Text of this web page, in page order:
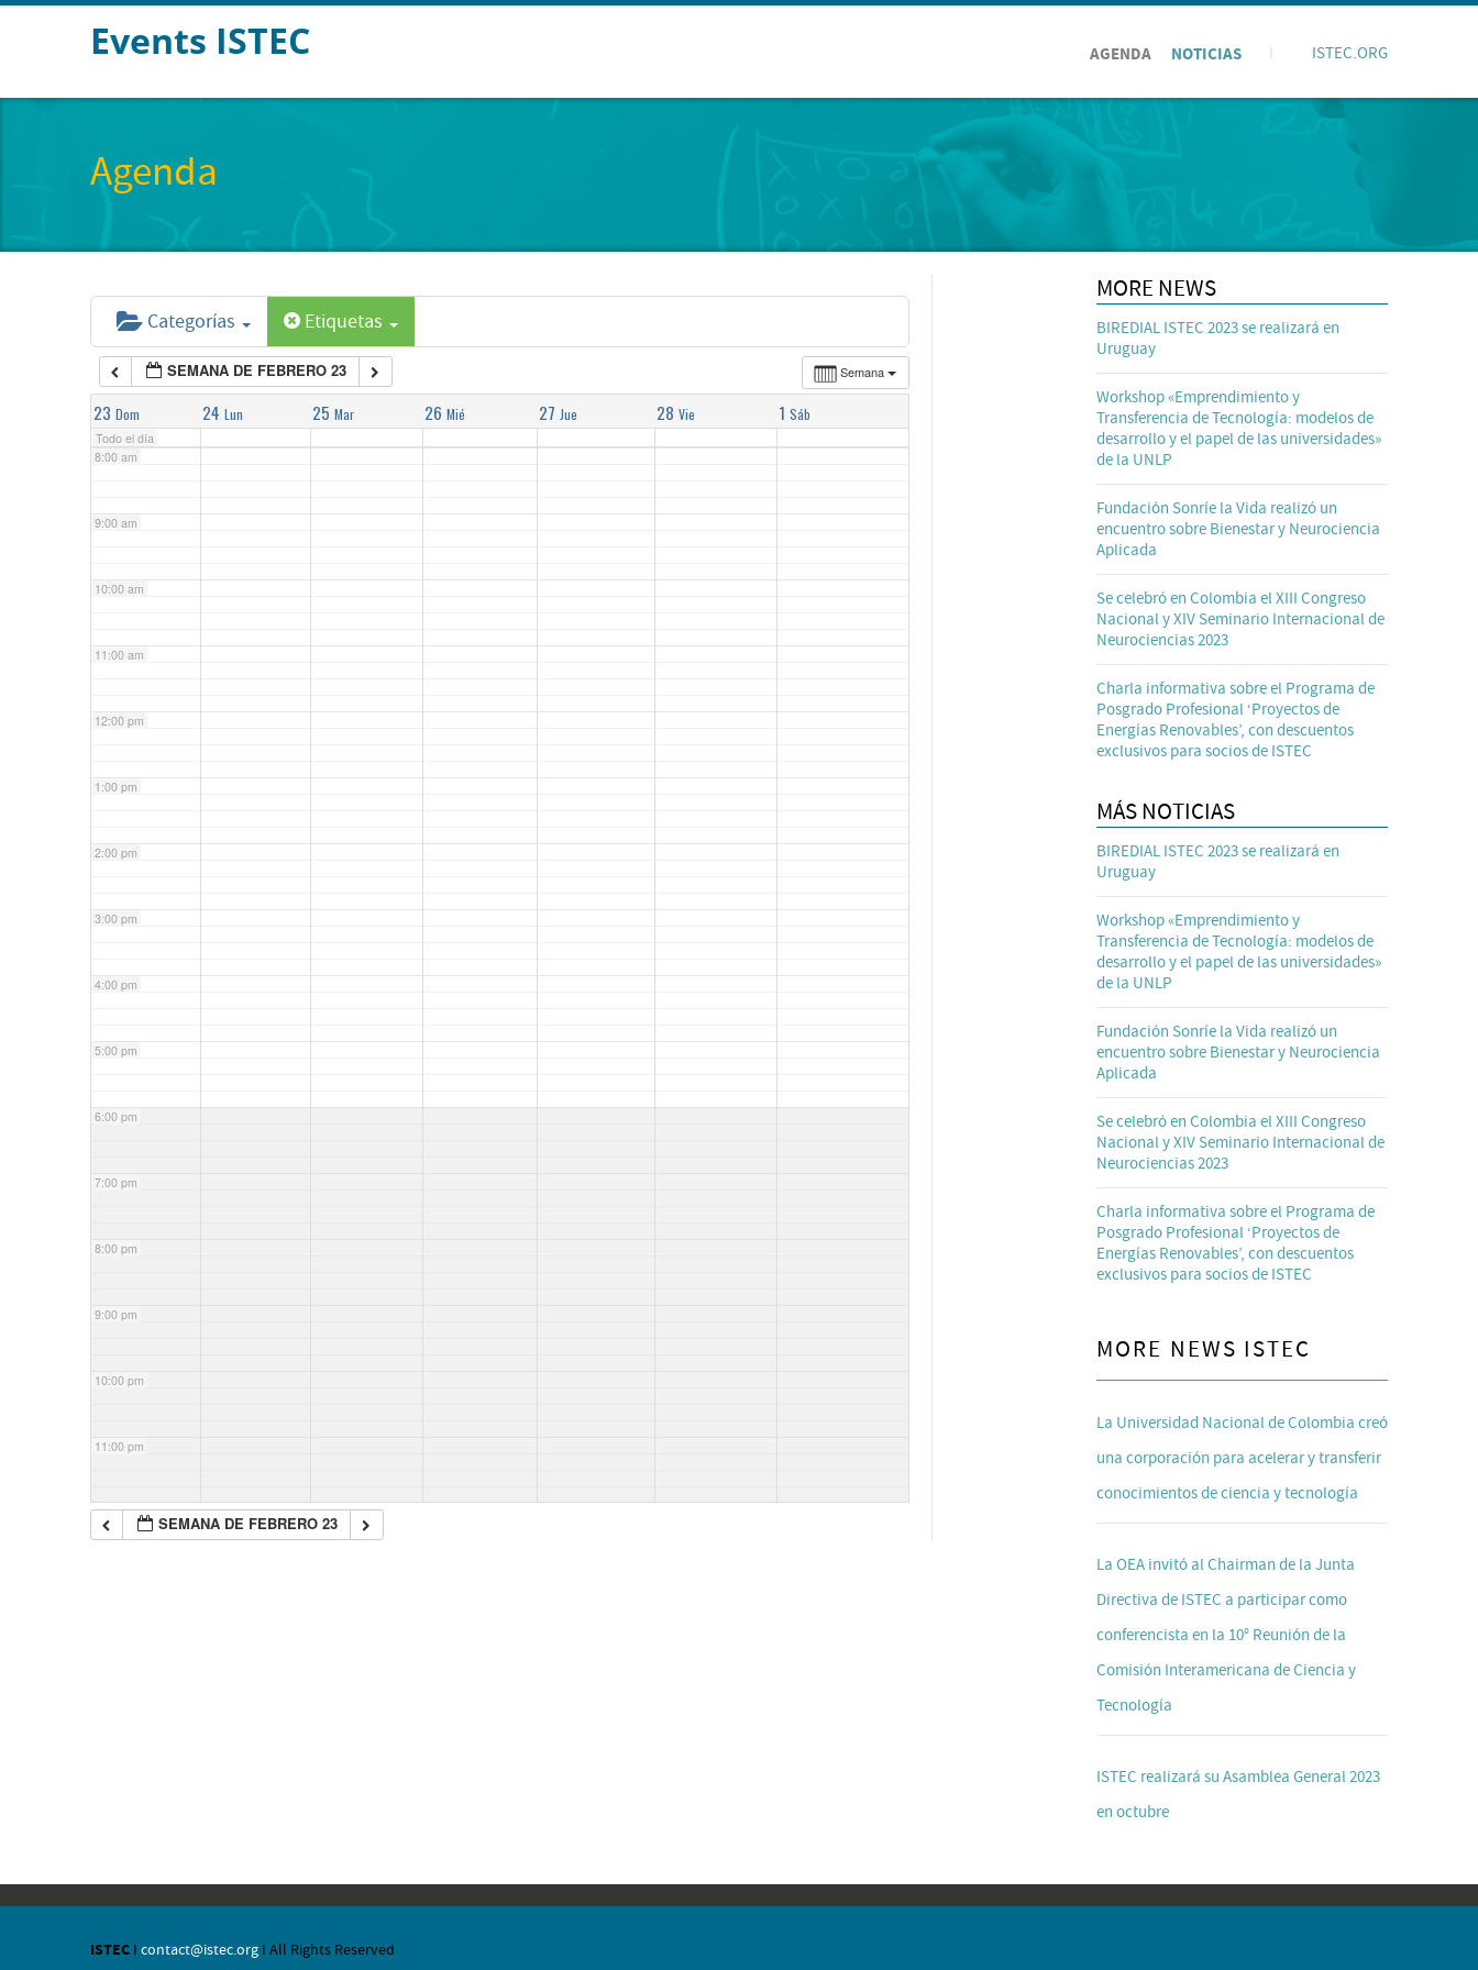
Events ISTEC AGENDA NOTICIAS ISTEC.ORG
Agenda
Categorías Etiquetas
Semana
SEMANA DE FEBRERO 23
23 Dom 24 Lun 25 Mar 26 Mié 27 Jue 28 Vie 1 Sáb
Todo el día
4:00 am
6:00 am
7:00 am
8:00 am
9:00 am
10:00 am
11:00 am
12:00 pm
1:00 pm
2:00 pm
3:00 pm
4:00 pm
5:00 pm
6:00 pm
7:00 pm
8:00 pm
9:00 pm
10:00 pm
11:00 pm
SEMANA DE FEBRERO 23
MORE NEWS
BIREDIAL ISTEC 2023 se realizará en
Uruguay
Workshop «Emprendimiento y
Transferencia de Tecnología: modelos de
desarrollo y el papel de las universidades»
de la UNLP
Fundación Sonríe la Vida realizó un
encuentro sobre Bienestar y Neurociencia
Aplicada
Se celebró en Colombia el XIII Congreso
Nacional y XIV Seminario Internacional de
Neurociencias 2023
Charla informativa sobre el Programa de
Posgrado Profesional ‘Proyectos de
Energías Renovables’, con descuentos
exclusivos para socios de ISTEC
MÁS NOTICIAS
BIREDIAL ISTEC 2023 se realizará en
Uruguay
Workshop «Emprendimiento y
Transferencia de Tecnología: modelos de
desarrollo y el papel de las universidades»
de la UNLP
Fundación Sonríe la Vida realizó un
encuentro sobre Bienestar y Neurociencia
Aplicada
Se celebró en Colombia el XIII Congreso
Nacional y XIV Seminario Internacional de
Neurociencias 2023
Charla informativa sobre el Programa de
Posgrado Profesional ‘Proyectos de
Energías Renovables’, con descuentos
exclusivos para socios de ISTEC
MORE NEWS ISTEC
La Universidad Nacional de Colombia creó
una corporación para acelerar y transferir
conocimientos de ciencia y tecnología
La OEA invitó al Chairman de la Junta
Directiva de ISTEC a participar como
conferencista en la 10° Reunión de la
Comisión Interamericana de Ciencia y
Tecnología
ISTEC realizará su Asamblea General 2023
en octubre
ISTEC I contact@istec.org I All Rights Reserved